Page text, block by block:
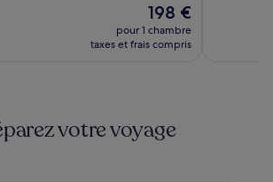
Le
nouveau
prix
198 €
pour 1 chambre
taxes et frais compris
votre voyage